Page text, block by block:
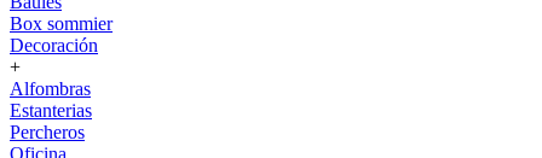
Box sommier
Decoración
+
Alfombras
Estanterias
Percheros
Oficina